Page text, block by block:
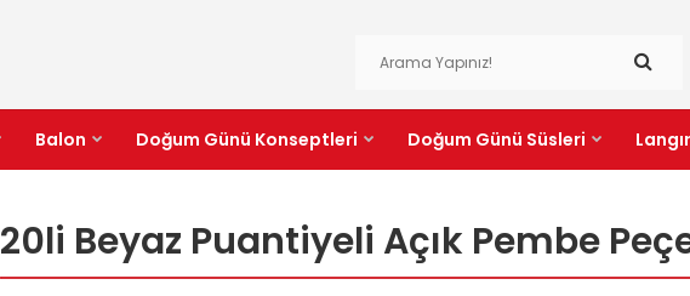
Balon Doğum Günü Konseptleri Doğum Günü Süsleri
20li Beyaz Puantiyeli Açık Pembe